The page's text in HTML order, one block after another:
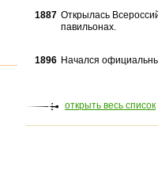
1887 Открылась
павильонах.
1896 Начался
открыть весь список